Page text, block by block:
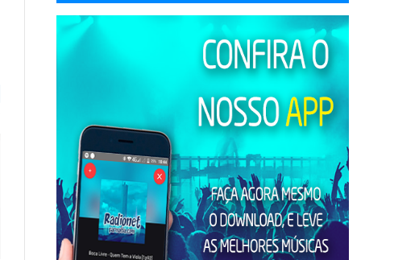
RADIONETPARNAIBA